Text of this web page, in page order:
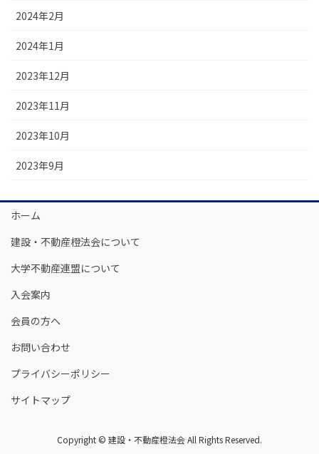
2024年2月
2024年1月
2023年12月
2023年11月
2023年10月
2023年9月
ホーム
建設・不動産橙法会について
大学不動産連盟について
入会案内
会員の方へ
お問い合わせ
プライバシーポリシー
サイトマップ
Copyright © 建設・不動産橙法会 All Rights Reserved.